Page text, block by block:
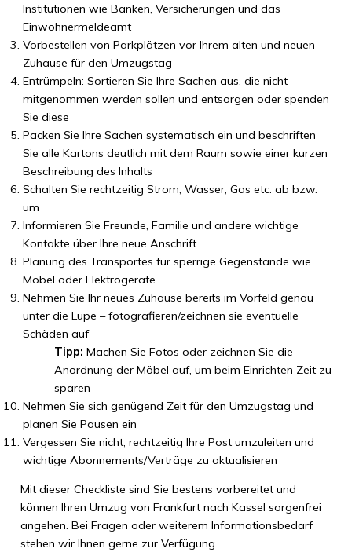
Institutionen wie Banken, Versicherungen und das
Einwohnermeldeamt
Vorbestellen von Parkplätzen vor Ihrem alten und neuen
Zuhause für den Umzugstag
Entrümpeln: Sortieren Sie Ihre Sachen aus, die nicht
mitgenommen werden sollen und entsorgen oder spenden
Sie diese
Packen Sie Ihre Sachen systematisch ein und beschriften
Sie alle Kartons deutlich mit dem Raum sowie einer kurzen
Beschreibung des Inhalts
Schalten Sie rechtzeitig Strom, Wasser, Gas etc. ab bzw.
um
Informieren Sie Freunde, Familie und andere wichtige
Kontakte über Ihre neue Anschrift
Planung des Transportes für sperrige Gegenstände wie
Möbel oder Elektrogeräte
Nehmen Sie Ihr neues Zuhause bereits im Vorfeld genau
unter die Lupe – fotografieren/zeichnen sie eventuelle
Schäden auf
Tipp: Machen Sie Fotos oder zeichnen Sie die
Anordnung der Möbel auf, um beim Einrichten Zeit zu
sparen
Nehmen Sie sich genügend Zeit für den Umzugstag und
planen Sie Pausen ein
Vergessen Sie nicht, rechtzeitig Ihre Post umzuleiten und
wichtige Abonnements/Verträge zu aktualisieren
Mit dieser Checkliste sind Sie bestens vorbereitet und
können Ihren Umzug von Frankfurt nach Kassel sorgenfrei
angehen. Bei Fragen oder weiterem Informationsbedarf
stehen wir Ihnen gerne zur Verfügung.